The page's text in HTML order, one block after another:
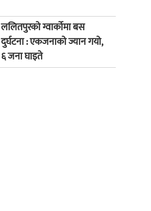
ललितपुरको ग्वार्कोमा बस
दुर्घटना : एकजनाको ज्यान गयो,
६ जना घाइते